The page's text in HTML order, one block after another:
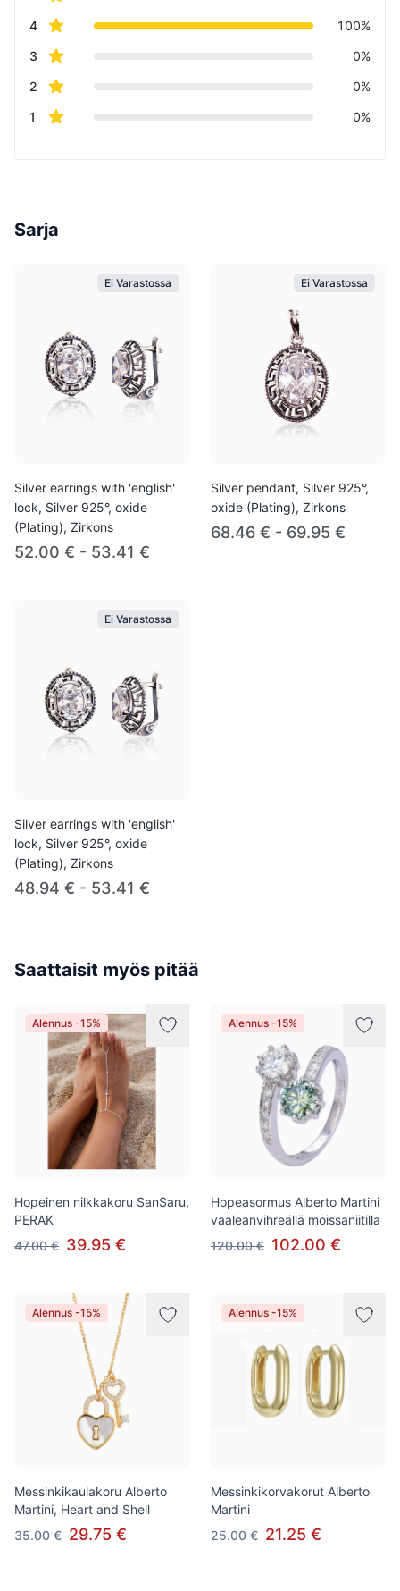
4star reviews
100%
3 star reviews
0%
2 star reviews
0%
1 star reviews 0%
Sarja
Ei Varastossa
Silver earrings with 'english'
lock, Silver 925°, oxide
(Plating), Zirkons
52.00 € - 53.41 €
Ei Varastossa
Silver pendant, Silver 925°,
oxide (Plating), Zirkons
68.46 € - 69.95 €
Ei Varastossa
Silver earrings with 'english'
lock, Silver 925°, oxide
(Plating), Zirkons
48.94 € - 53.41 €
Saattaisit myös pitää
Alennus -15%
Hopeinen nilkkakoru SanSaru,
PERAK
47.00 € 39.95 €
Alennus -15%
Hopeasormus Alberto Martini
vaaleanvihreällä moissaniitilla
120.00 € 102.00 €
Alennus -15%
Messinkikaulakoru Alberto
Martini, Heart and Shell
35.00 € 29.75 €
Alennus -15%
Messinkikorvakorut Alberto
Martini
25.00 € 21.25 €